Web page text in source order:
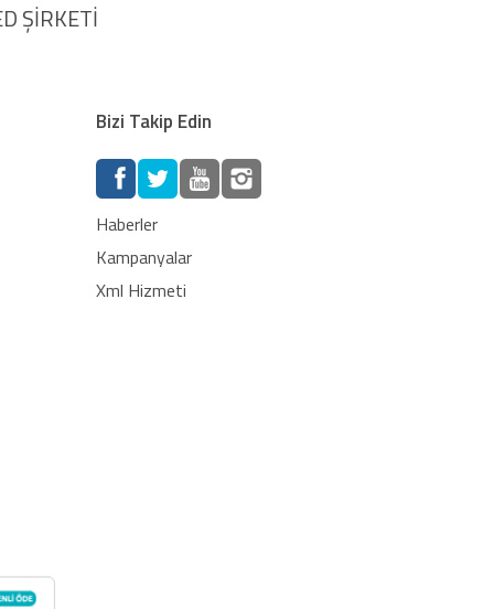
ŞİRKETİ
Bizi Takip Edin
Haberler
Kampanyalar
Xml Hizmeti